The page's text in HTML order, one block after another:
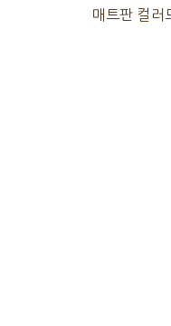
매트판 컬러